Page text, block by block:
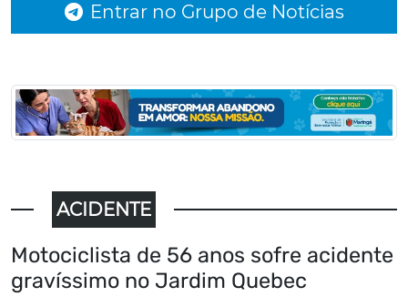
Entrar no Grupo de Notícias
ACIDENTE
Motociclista de 56 anos sofre acidente
gravíssimo no Jardim Quebec